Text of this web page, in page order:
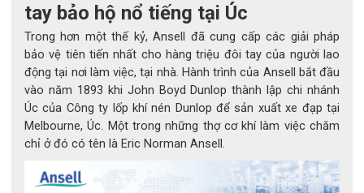
Găng tay TouchNTuff® 92-600 được sản xuất từ nitrile cao cấp
không chứa latex, giúp loại bỏ nguy cơ dị ứng (loại I) thường gặp
ở găng tay cao su tự nhiên.
Với thiết kế êm ái, không bột, bề mặt trơn và độ dày tiêu chuẩn
0.14 mm, sản phẩm mang lại sự cân bằng hoàn hảo giữa độ
bền, độ mềm và khả năng kiểm soát tốt.
Đặc biệt, TouchNTuff® 92-600 là găng tay duy nhất trong phân
khúc được kiểm nghiệm đạt chuẩn EN388 cấp độ mài mòn 1 –
cho thấy khả năng chống rách và mài mòn trong môi trường
làm việc nặng nhọc.
tay bảo hộ nổ tiếng tại Úc
Trong hơn một thế kỷ, Ansell đã cung cấp các giải pháp
bảo vệ tiên tiến nhất cho hàng triệu đôi tay của người lao
động tại nơi làm việc, tại nhà. Hành trình của Ansell bắt đầu
vào năm 1893 khi John Boyd Dunlop thành lập chi nhánh
Úc của Công ty lốp khí nén Dunlop để sản xuất xe đạp tại
Melbourne, Úc. Một trong những thợ cơ khí làm việc chăm
chỉ ở đó có tên là Eric Norman Ansell.